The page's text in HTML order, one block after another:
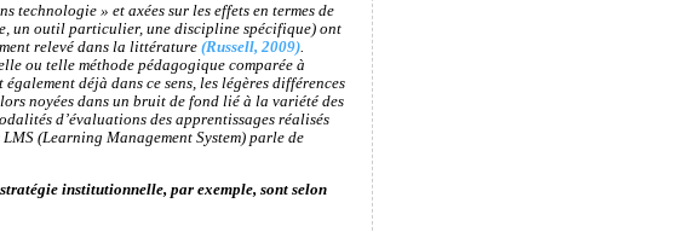
technologie » et axées sur les effets en termes de
un outil particulier, une discipline spécifique) ont
relevé dans la littérature (Russell, 2009).
ou telle méthode pédagogique comparée à
déjà dans ce sens, les légères différences
noyées dans un bruit de fond lié à la variété des
d’évaluations des apprentissages réalisés
(Learning Management System) parle de
institutionnelle, par exemple, sont selon